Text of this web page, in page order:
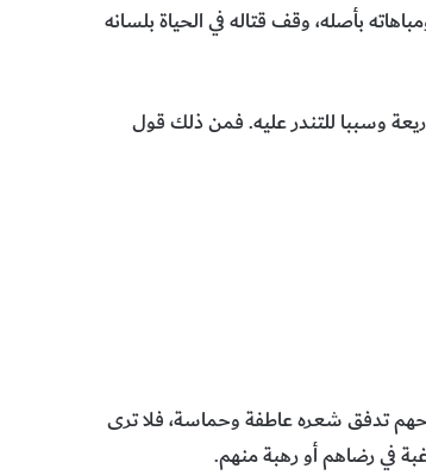
بأصله، وقف قتاله في الحياة بلسانه
وسببا للتندر عليه. فمن ذلك قول
تدفق شعره عاطفة وحماسة، فلا ترى
في رضاهم أو رهبة منهم.